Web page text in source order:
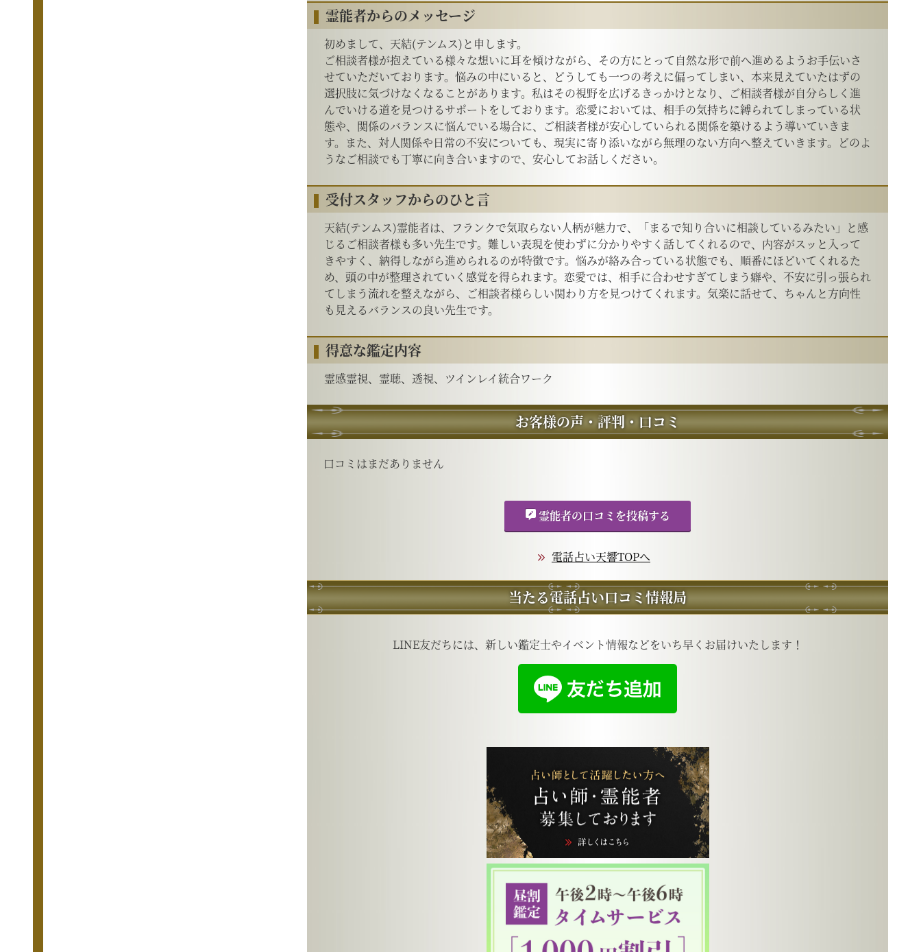
霊能者からのメッセージ
初めまして、天結(テンムス)と申します。
ご相談者様が抱えている様々な想いに耳を傾けながら、その方にとって自然な形で前へ進めるようお手伝いさ
せていただいております。悩みの中にいると、どうしても一つの考えに偏ってしまい、本来見えていたはずの
選択肢に気づけなくなることがあります。私はその視野を広げるきっかけとなり、ご相談者様が自分らしく進
んでいける道を見つけるサポートをしております。恋愛においては、相手の気持ちに縛られてしまっている状
態や、関係のバランスに悩んでいる場合に、ご相談者様が安心していられる関係を築けるよう導いていきま
す。また、対人関係や日常の不安についても、現実に寄り添いながら無理のない方向へ整えていきます。どのよ
うなご相談でも丁寧に向き合いますので、安心してお話しください。
受付スタッフからのひと言
天結(テンムス)霊能者は、フランクで気取らない人柄が魅力で、「まるで知り合いに相談しているみたい」と感
じるご相談者様も多い先生です。難しい表現を使わずに分かりやすく話してくれるので、内容がスッと入って
きやすく、納得しながら進められるのが特徴です。悩みが絡み合っている状態でも、順番にほどいてくれるた
め、頭の中が整理されていく感覚を得られます。恋愛では、相手に合わせすぎてしまう癖や、不安に引っ張られ
てしまう流れを整えながら、ご相談者様らしい関わり方を見つけてくれます。気楽に話せて、ちゃんと方向性
も見えるバランスの良い先生です。
得意な鑑定内容
霊感霊視、霊聴、透視、ツインレイ統合ワーク
お客様の声・評判・口コミ
口コミはまだありません
霊能者の口コミを投稿する
電話占い天響TOPへ
当たる電話占い口コミ情報局
LINE友だちには、新しい鑑定士やイベント情報などをいち早くお届けいたします！